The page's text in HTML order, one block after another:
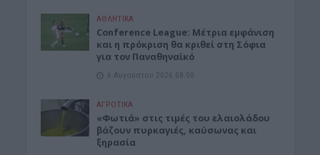
ΑΘΛΗΤΙΚΑ
Conference League: Μέτρια εμφάνιση
και η πρόκριση θα κριθεί στη Σόφια
για τον Παναθηναϊκό
6 Αυγούστου 2026 08:00
ΑΓΡΟΤΙΚΑ
«Φωτιά» στις τιμές του ελαιολάδου
βάζουν πυρκαγιές, καύσωνας και
ξηρασία